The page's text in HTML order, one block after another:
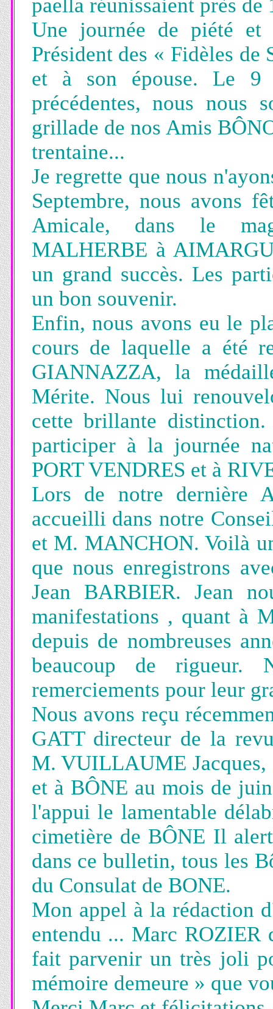
paella réunissaient près de
Une journée de piété et
Président des « Fidèles
et à son épouse. Le 9
précédentes, nous nous
grillade de nos Amis
trentaine...
Je regrette que nous
Septembre, nous avons
Amicale, dans le
MALHERBE à
un grand succès. Les
un bon souvenir.
Enfin, nous avons eu le
cours de laquelle a été
GIANNAZZA, la
Mérite. Nous lui
cette brillante
participer à la journée
PORT VENDRES et à
Lors de notre dernière
accueilli dans notre
et M. MANCHON. Voilà
que nous enregistrons
Jean BARBIER. Jean
manifestations , quant à
depuis de nombreuses
beaucoup de rigueur.
remerciements pour leur
Nous avons reçu
GATT directeur de la
M. VUILLAUME Jacques,
et à BÔNE au mois de
l'appui le lamentable
cimetière de BÔNE Il
dans ce bulletin, tous les
du Consulat de BONE.
Mon appel à la rédaction
entendu ... Marc ROZIER
fait parvenir un très joli
mémoire demeure » que